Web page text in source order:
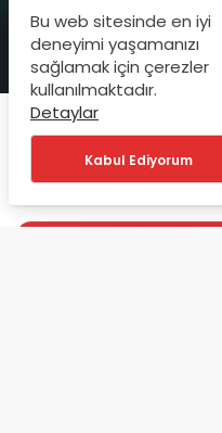
Ödülünün
Bu web sitesinde en iyi
deneyimi yaşamanızı
sağlamak için çerezler
kullanılmaktadır.
Detaylar
Kabul Ediyorum